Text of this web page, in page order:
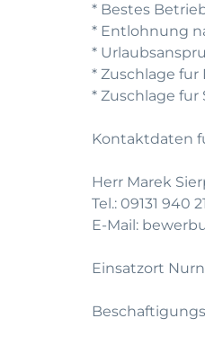
* Bestes
* Entlohnung
*
* Zuschlage fur
* Zuschlage fur
Kontaktdaten
Herr Marek
Tel.: 09131 940
E-Mail:
Einsatzort